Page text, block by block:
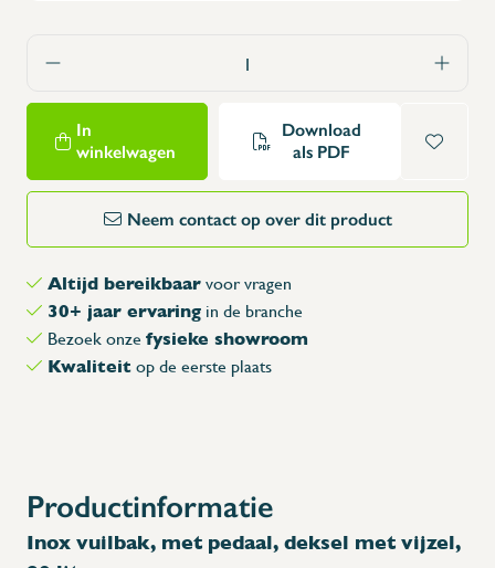
In
winkelwagen
Download
als PDF
Neem contact op over dit product
Altijd bereikbaar voor vragen
30+ jaar ervaring in de branche
Bezoek onze fysieke showroom
Kwaliteit op de eerste plaats
Productinformatie
Inox vuilbak, met pedaal, deksel met vijzel,